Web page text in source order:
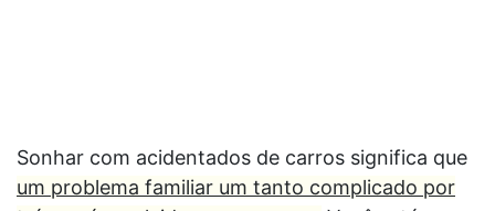
Sonhar com acidentados de carros significa que
um problema familiar um tanto complicado por